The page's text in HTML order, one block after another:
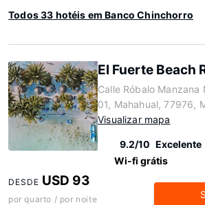
Todos 33 hotéis em Banco Chinchorro
El Fuerte Beach
Calle Róbalo Manzana
01, Mahahual, 77976,
Visualizar mapa
9.2/10 Excelente
Wi-fi grátis
DESDE USD 93
por quarto / por noite